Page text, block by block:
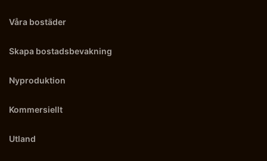
Våra bostäder
Skapa bostadsbevakning
Nyproduktion
Kommersiellt
Utland